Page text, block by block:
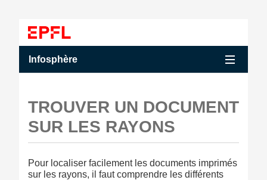
Accéder au contenu
Accéder au menu principal
Accéder à la recherche
Accéder au contenu
Accéder au menu principal
Infosphère
TROUVER UN DOCUMENT
SUR LES RAYONS
Pour localiser facilement les documents imprimés
sur les rayons, il faut comprendre les différents